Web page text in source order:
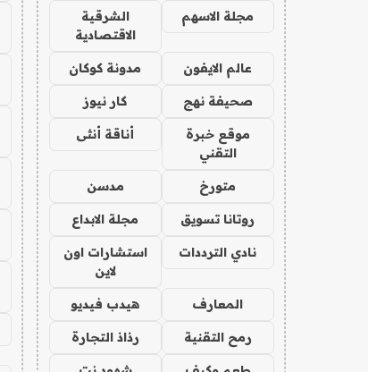
مجلة الاسهم
الشرقية
الاقتصادية
عالم الايفون مدونة كوكان
صحيفة نهج كار نيوز
موقع خبرة
التقني
أناقة أنثى
متورخ مدسن
روتانا تسويق مجلة الابداع
نادي الترددات
استشارات اون
لاين
المعارف هيدب فيديو
رمح التقنية رذاذ التجارة